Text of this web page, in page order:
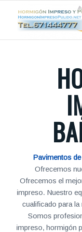
Pavimentos
Ofrecemos
Ofrecemos el
impreso. Nuestro
cualificado para
Somos
impreso, hormigón